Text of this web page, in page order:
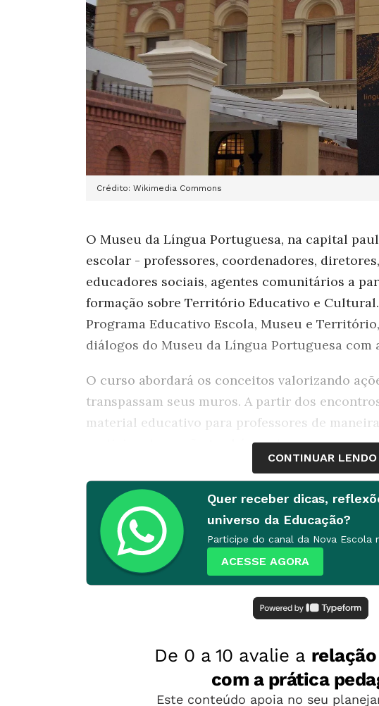
Crédito: Wikimedia Commons
O Museu da Língua Portuguesa, na capital
escolar - professores, coordenadores,
educadores sociais, agentes comunitários a
formação sobre Território Educativo e
Programa Educativo Escola, Museu e
diálogos do Museu da Língua Portuguesa
O curso abordará os conceitos valorizando
transpassam seus muros. A partir dos
material educativo para professores de
participantes serão também autores.
Encontro 1| 14.09.2019 | 9h ao 12h30 –
mapeamento de território como forma de
Com equipe do Programa Escola, Museu e
Agência de Jornalismo.
Encontro 2 | 28.09.2019 | 9h ao 12h30 –
extramuros em escolas de São Paulo
Dayane Araújo e Natame Diniz
| 26.10.2019 | 9h ao 12h30 – Criando
Com Stella Barbieri
CONTINUAR LENDO
Quer receber dicas,
universo da Educação?
Participe do canal da Nova Escola
ACESSE AGORA